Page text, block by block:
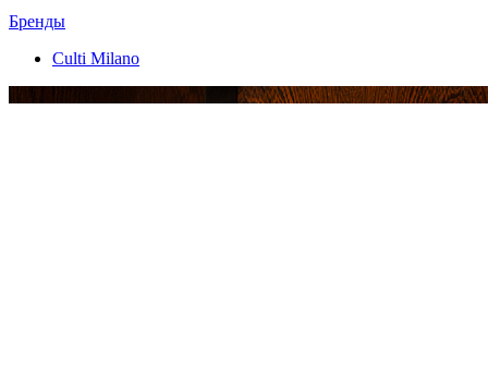
Бренды
Culti Milano